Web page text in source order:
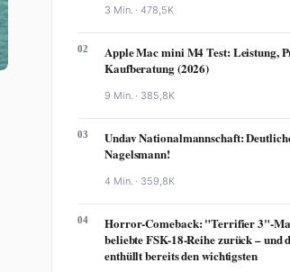
3 Min. ·478,5K
02
Apple Mac mini M4 Test: Leistung,
Kaufberatung (2026)
9 Min. · 385,8K
03
Undav Nationalmannschaft:
Nagelsmann!
4 Min. · 359,8K
04
Horror-Comeback: "Terrifier 3"-
beliebte FSK-18-Reihe zurück – und
enthüllt bereits den wichtigsten